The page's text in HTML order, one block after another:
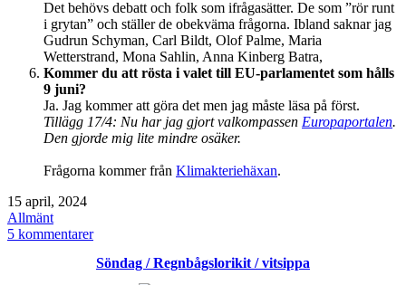
Det behövs debatt och folk som ifrågasätter. De som ”rör runt
i grytan” och ställer de obekväma frågorna. Ibland saknar jag
Gudrun Schyman, Carl Bildt, Olof Palme, Maria
Wetterstrand, Mona Sahlin, Anna Kinberg Batra,
Kommer du att rösta i valet till EU-parlamentet som hålls
9 juni?
Ja. Jag kommer att göra det men jag måste läsa på först.
Tillägg 17/4: Nu har jag gjort valkompassen Europaportalen.
Den gjorde mig lite mindre osäker.
Frågorna kommer från Klimakteriehäxan.
Publicerat
den
15 april, 2024
Kategoriserat
som
Allmänt
5 kommentarertill
Söndag / Regnbågslorikit / vitsippa